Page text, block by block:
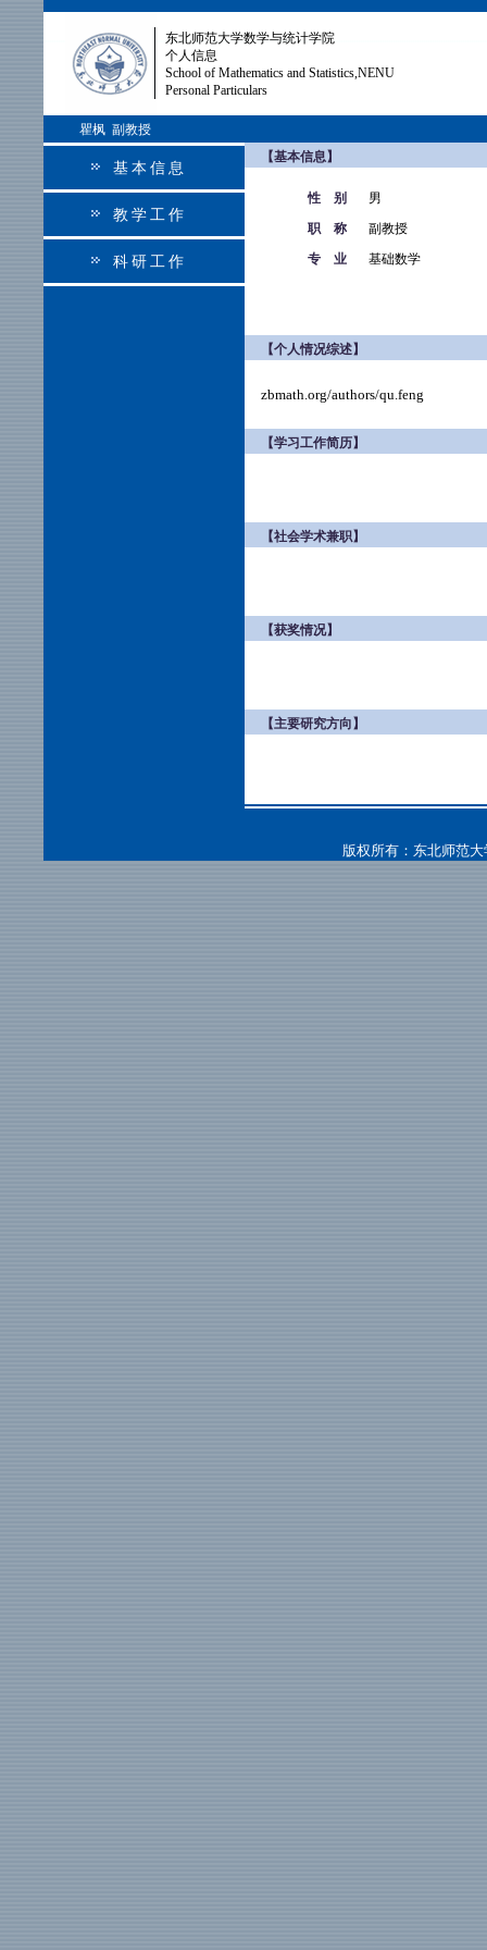
东北师范大学数学与统计学院
个人信息
School of Mathematics and Statistics,NENU
Personal Particulars
瞿枫 副教授
基本信息
教学工作
科研工作
【基本信息】
性 别
男
职 称
副教授
专 业
基础数学
【个人情况综述】
zbmath.org/authors/qu.feng
【学习工作简历】
【社会学术兼职】
【获奖情况】
【主要研究方向】
版权所有：东北师范